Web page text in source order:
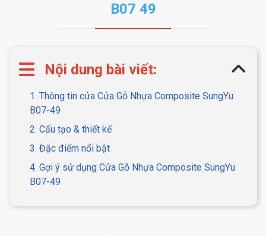
B07 49
Nội dung bài viết:
1. Thông tin cửa Cửa Gỗ Nhựa Composite SungYu
B07-49
2. Cấu tạo & thiết kế
3. Đặc điểm nổi bật
4. Gợi ý sử dụng Cửa Gỗ Nhựa Composite SungYu
B07-49